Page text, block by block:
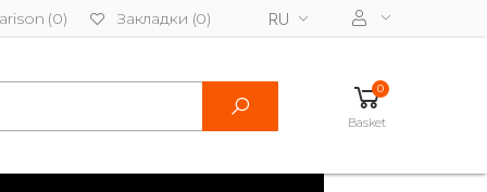
(0) Закладки (0) RU
0
Basket